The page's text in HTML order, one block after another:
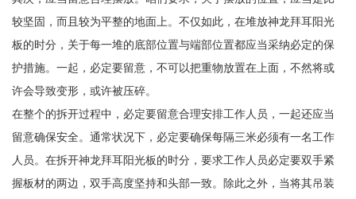
较坚固，而且较为平整的地面上。不仅如此，在堆放神龙拜耳阳光
板的时分，关于每一堆的底部位置与端部位置都应当采纳必定的保
护措施。一起，必定要留意，不可以把重物放置在上面，不然将或
许会导致变形，或许被压碎。
在整个的拆开过程中，必定要留意合理安排工作人员，一起还应当
留意确保安全。通常状况下，必定要确保每隔三米必须有一名工作
人员。在拆开神龙拜耳阳光板的时分，要求工作人员必定要双手紧
握板材的两边，双手高度坚持和头部一致。除此之外，当将其吊装